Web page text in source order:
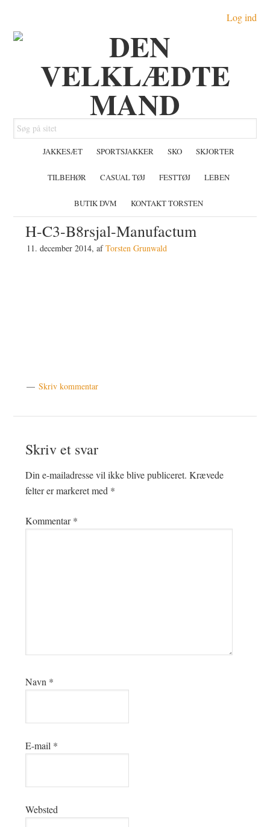
indhold
Log ind
Søg
på
JAKKESÆT SPORTSJAKKER SKO SKJORTER
TILBEHØR CASUAL TØJ FESTTØJ LEBEN
BUTIK DVM KONTAKT TORSTEN
H-C3-B8rsjal-Manufactum
11. december 2014, afTorsten Grunwald
Skriv kommentar
Skriv et svar
Din e-mailadresse vil ikke blive publiceret. Krævede
felter er markeret med *
Kommentar*
Navn *
E-mail *
Websted